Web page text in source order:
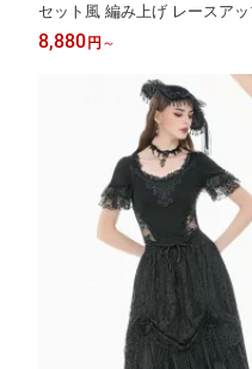
セット風 編み上げ レースア
シック スチームパンク ブラ
系 地雷系 個性的 ライブ衣装
8,880 円 ～